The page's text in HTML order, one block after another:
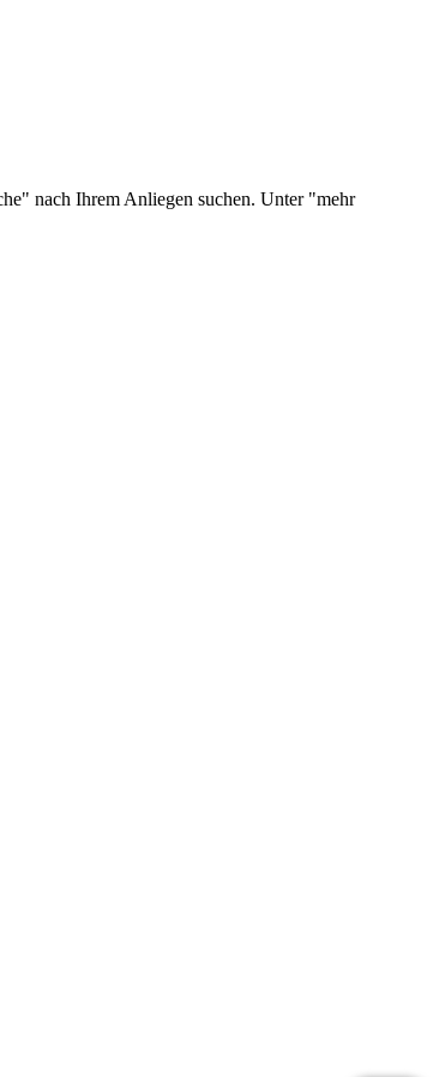
nach Ihrem Anliegen suchen. Unter "mehr